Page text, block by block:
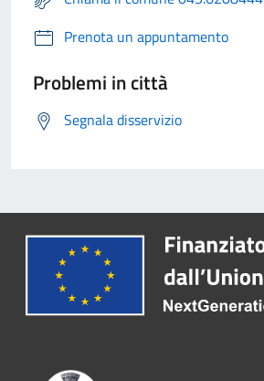
Prenota un appuntamento
Problemi in città
Segnala disservizio